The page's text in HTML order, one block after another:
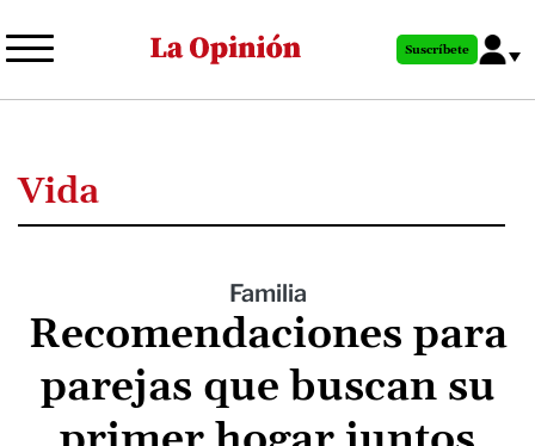
al
principal
Suscríbete
Vida
Familia
Recomendaciones para
parejas que buscan su